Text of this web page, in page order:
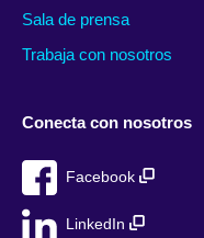
Sala de prensa
Trabaja con nosotros
Conecta con nosotros
Facebook
LinkedIn